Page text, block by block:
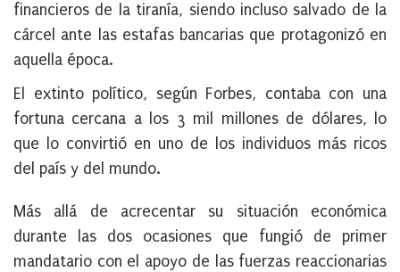
financieros de la tiranía, siendo incluso salvado de la
cárcel ante las estafas bancarias que protagonizó en
aquella época.
El extinto político, según Forbes, contaba con una
fortuna cercana a los 3 mil millones de dólares, lo
que lo convirtió en uno de los individuos más ricos
del país y del mundo.
Más allá de acrecentar su situación económica
durante las dos ocasiones que fungió de primer
mandatario con el apoyo de las fuerzas reaccionarias